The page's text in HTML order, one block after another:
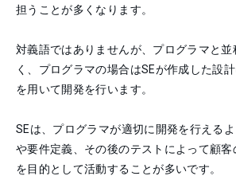
担うことが多くなります。
対義語ではありませんが、プログラマと並
く、プログラマの場合はSEが作成した設
を用いて開発を行います。
SEは、プログラマが適切に開発を行える
や要件定義、その後のテストによって顧客
を目的として活動することが多いです。